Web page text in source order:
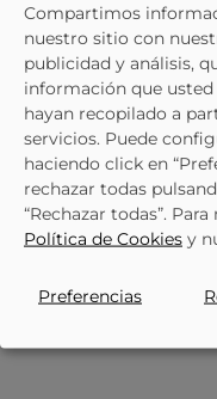
Compartimos
nuestro sitio con
publicidad y análisis,
información que
hayan recopilado a
servicios. Puede
haciendo click en
rechazar todas
“Rechazar todas”.
Política de Cookies y
Preferencias